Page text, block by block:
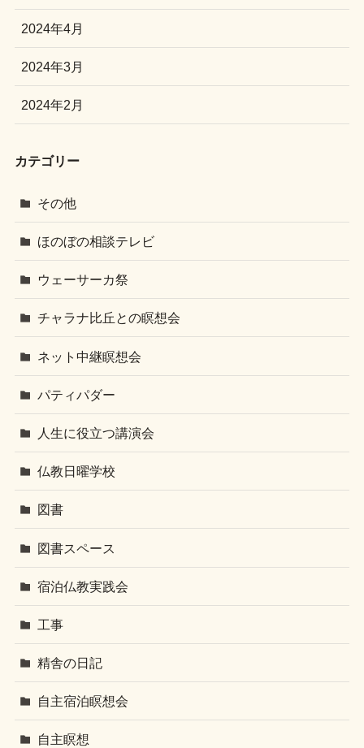
2024年4月
2024年3月
2024年2月
カテゴリー
その他
ほのぼの相談テレビ
ウェーサーカ祭
チャラナ比丘との瞑想会
ネット中継瞑想会
パティパダー
人生に役立つ講演会
仏教日曜学校
図書
図書スペース
宿泊仏教実践会
工事
精舎の日記
自主宿泊瞑想会
自主瞑想